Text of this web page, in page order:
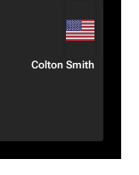
Colton Smith